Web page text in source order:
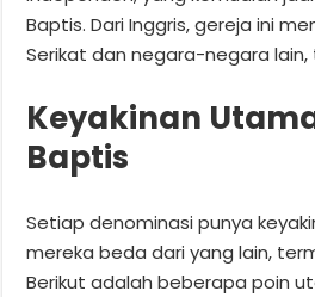
Baptis. Dari Inggris, gereja ini
Serikat dan negara-negara lain,
Keyakinan
Baptis
Setiap denominasi punya
mereka beda dari yang lain,
Berikut adalah beberapa poin